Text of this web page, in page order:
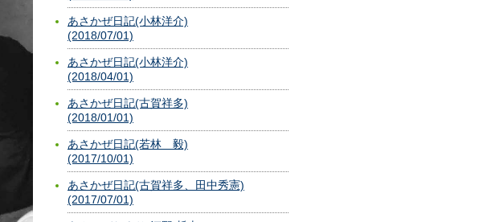
あさかぜ日記(小林洋介)
(2018/07/01)
あさかぜ日記(小林洋介)
(2018/04/01)
あさかぜ日記(古賀祥多)
(2018/01/01)
あさかぜ日記(若林 毅)
(2017/10/01)
あさかぜ日記(古賀祥多、田中秀憲)
(2017/07/01)